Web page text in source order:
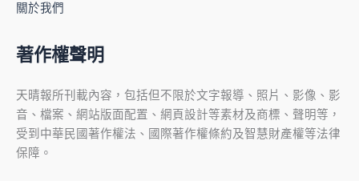
關於我們
著作權聲明
天晴報所刊載內容，包括但不限於文字報導、照片、影像、影
音、檔案、網站版面配置、網頁設計等素材及商標、聲明等，
受到中華民國著作權法、國際著作權條約及智慧財產權等法律
保障。